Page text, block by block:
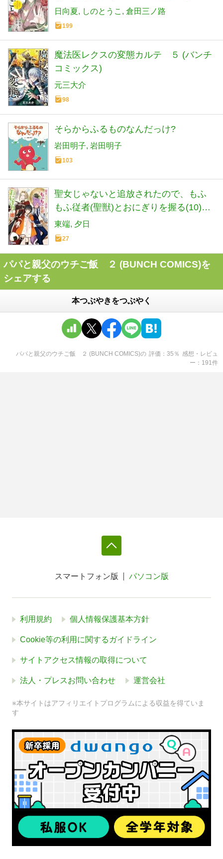
日向夏 しのとうこ 倉田三ノ路
199
魔法医レクスの変態カルテ ５ (バンチ
コミックス)
元三大介
98
そらからふるものなんだっけ?
岩田明子 岩田明子
103
聖女じゃないと追放されたので、もふ
もふ従者(聖獣)とおにぎりを握る(10)
(モンスターコミックスf)
東端 夕日
27
パパと親父のウチご飯 ２ (BUNCH COMICS)を
シェアする
本つぶやきをつぶやく
パパと親父のウチご飯 ２ (BUNCH COMICS)の 評価 35 ％ 感想・レビュ
ー
191件
スマートフォン版 パソコン版
利用規約 個人情報保護基本方針
Cookie等の利用に関するガイドライン
サイトアクセス情報の取得について
法人・プレスお問い合わせ 運営会社
※本サイトはアフィリエイトプログラムによる収益を得ていま
す